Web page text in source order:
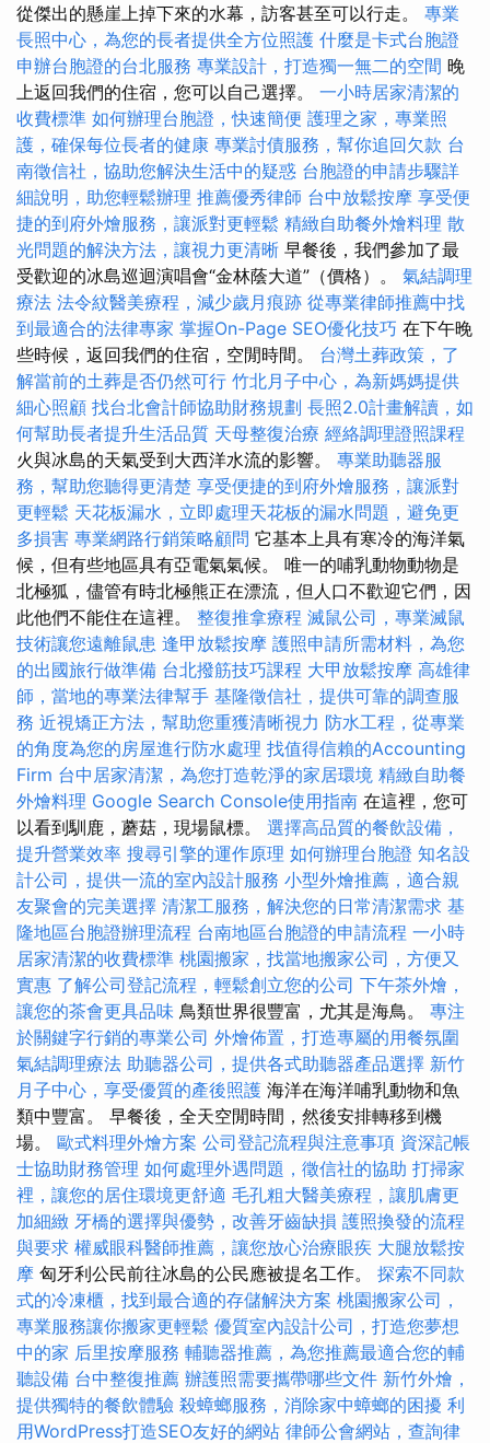
從傑出的懸崖上掉下來的水幕，訪客甚至可以行走。 專業
長照中心，為您的長者提供全方位照護 什麼是卡式台胞證
申辦台胞證的台北服務 專業設計，打造獨一無二的空間 晚
上返回我們的住宿，您可以自己選擇。 一小時居家清潔的
收費標準 如何辦理台胞證，快速簡便 護理之家，專業照
護，確保每位長者的健康 專業討債服務，幫你追回欠款 台
南徵信社，協助您解決生活中的疑惑 台胞證的申請步驟詳
細說明，助您輕鬆辦理 推薦優秀律師 台中放鬆按摩 享受便
捷的到府外燴服務，讓派對更輕鬆 精緻自助餐外燴料理 散
光問題的解決方法，讓視力更清晰 早餐後，我們參加了最
受歡迎的冰島巡迴演唱會“金林蔭大道”（價格）。 氣結調理
療法 法令紋醫美療程，減少歲月痕跡 從專業律師推薦中找
到最適合的法律專家 掌握On-Page SEO優化技巧 在下午晚
些時候，返回我們的住宿，空閒時間。 台灣土葬政策，了
解當前的土葬是否仍然可行 竹北月子中心，為新媽媽提供
細心照顧 找台北會計師協助財務規劃 長照2.0計畫解讀，如
何幫助長者提升生活品質 天母整復治療 經絡調理證照課程
火與冰島的天氣受到大西洋水流的影響。 專業助聽器服
務，幫助您聽得更清楚 享受便捷的到府外燴服務，讓派對
更輕鬆 天花板漏水，立即處理天花板的漏水問題，避免更
多損害 專業網路行銷策略顧問 它基本上具有寒冷的海洋氣
候，但有些地區具有亞電氣氣候。 唯一的哺乳動物動物是
北極狐，儘管有時北極熊正在漂流，但人口不歡迎它們，因
此他們不能住在這裡。 整復推拿療程 滅鼠公司，專業滅鼠
技術讓您遠離鼠患 逢甲放鬆按摩 護照申請所需材料，為您
的出國旅行做準備 台北撥筋技巧課程 大甲放鬆按摩 高雄律
師，當地的專業法律幫手 基隆徵信社，提供可靠的調查服
務 近視矯正方法，幫助您重獲清晰視力 防水工程，從專業
的角度為您的房屋進行防水處理 找值得信賴的Accounting
Firm 台中居家清潔，為您打造乾淨的家居環境 精緻自助餐
外燴料理 Google Search Console使用指南 在這裡，您可
以看到馴鹿，蘑菇，現場鼠標。 選擇高品質的餐飲設備，
提升營業效率 搜尋引擎的運作原理 如何辦理台胞證 知名設
計公司，提供一流的室內設計服務 小型外燴推薦，適合親
友聚會的完美選擇 清潔工服務，解決您的日常清潔需求 基
隆地區台胞證辦理流程 台南地區台胞證的申請流程 一小時
居家清潔的收費標準 桃園搬家，找當地搬家公司，方便又
實惠 了解公司登記流程，輕鬆創立您的公司 下午茶外燴，
讓您的茶會更具品味 鳥類世界很豐富，尤其是海鳥。 專注
於關鍵字行銷的專業公司 外燴佈置，打造專屬的用餐氛圍
氣結調理療法 助聽器公司，提供各式助聽器產品選擇 新竹
月子中心，享受優質的產後照護 海洋在海洋哺乳動物和魚
類中豐富。 早餐後，全天空閒時間，然後安排轉移到機
場。 歐式料理外燴方案 公司登記流程與注意事項 資深記帳
士協助財務管理 如何處理外遇問題，徵信社的協助 打掃家
裡，讓您的居住環境更舒適 毛孔粗大醫美療程，讓肌膚更
加細緻 牙橋的選擇與優勢，改善牙齒缺損 護照換發的流程
與要求 權威眼科醫師推薦，讓您放心治療眼疾 大腿放鬆按
摩 匈牙利公民前往冰島的公民應被提名工作。 探索不同款
式的冷凍櫃，找到最合適的存儲解決方案 桃園搬家公司，
專業服務讓你搬家更輕鬆 優質室內設計公司，打造您夢想
中的家 后里按摩服務 輔聽器推薦，為您推薦最適合您的輔
聽設備 台中整復推薦 辦護照需要攜帶哪些文件 新竹外燴，
提供獨特的餐飲體驗 殺蟑螂服務，消除家中蟑螂的困擾 利
用WordPress打造SEO友好的網站 律師公會網站，查詢律